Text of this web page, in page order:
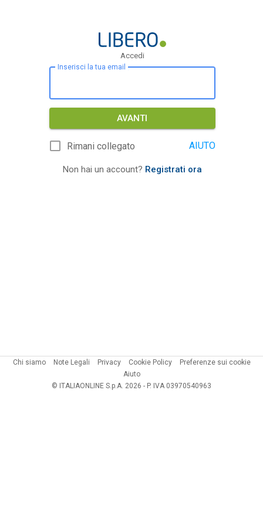
Accedi
Inserisci la tua email
AVANTI
Rimani collegato AIUTO
Non hai un account? Registrati ora
Chi siamo Note Legali Privacy Cookie Policy
Preferenze sui cookie
Aiuto
© ITALIAONLINE S.p.A. 2026 - P. IVA 03970540963